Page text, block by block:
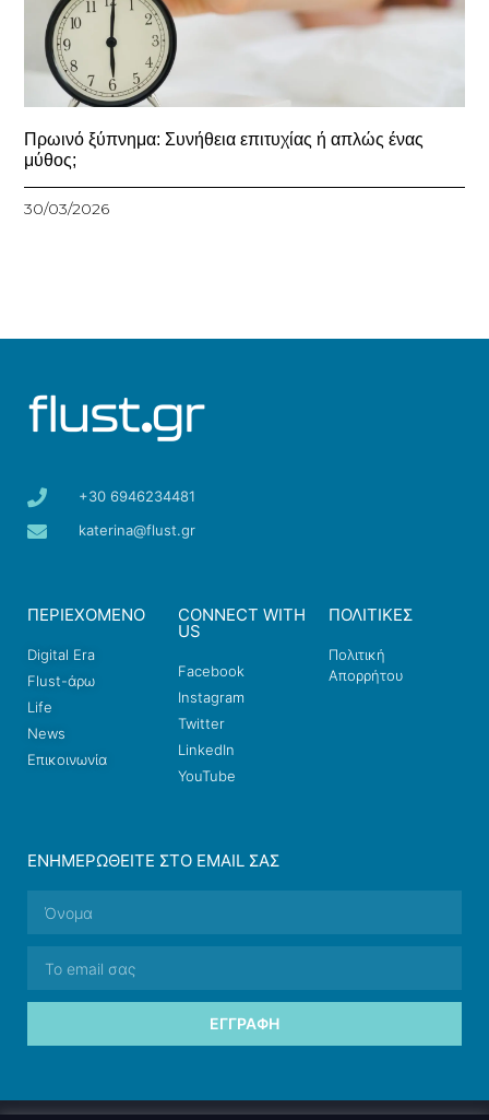
Πρωινό ξύπνημα: Συνήθεια επιτυχίας ή απλώς ένας
μύθος;
30/03/2026
+30 6946234481
katerina@flust.gr
ΠΕΡΙΕΧΟΜΕΝΟ
Digital Era
Flust-άρω
Life
News
Επικοινωνία
CONNECT WITH
US
Facebook
Instagram
Twitter
LinkedIn
YouTube
ΠΟΛΙΤΙΚΕΣ
Πολιτική
Απορρήτου
ΕΝΗΜΕΡΩΘΕΊΤΕ ΣΤΟ EMAIL ΣΑΣ
ΕΓΓΡΑΦΉ